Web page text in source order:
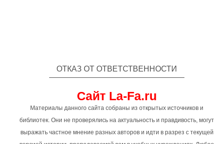
ОТКАЗ ОТ ОТВЕТСТВЕННОСТИ
Сайт La-Fa.ru
Материалы данного сайта собраны из открытых источников и
библиотек. Они не проверялись на актуальность и правдивость, могут
выражать частное мнение разных авторов и идти в разрез с текущей